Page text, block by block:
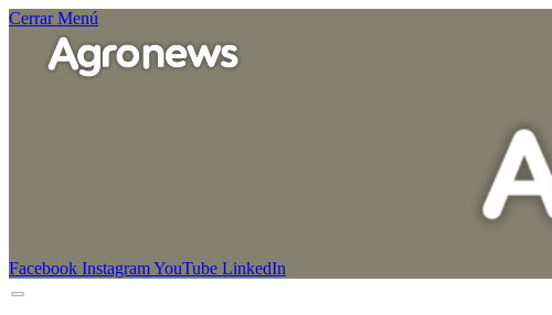
Cerrar Menú
Facebook InstagramYouTube LinkedIn